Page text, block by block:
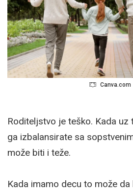
Canva.com
Roditeljstvo je teško. Kada uz
ga izbalansirate sa
može biti i teže.
Kada imamo decu to može